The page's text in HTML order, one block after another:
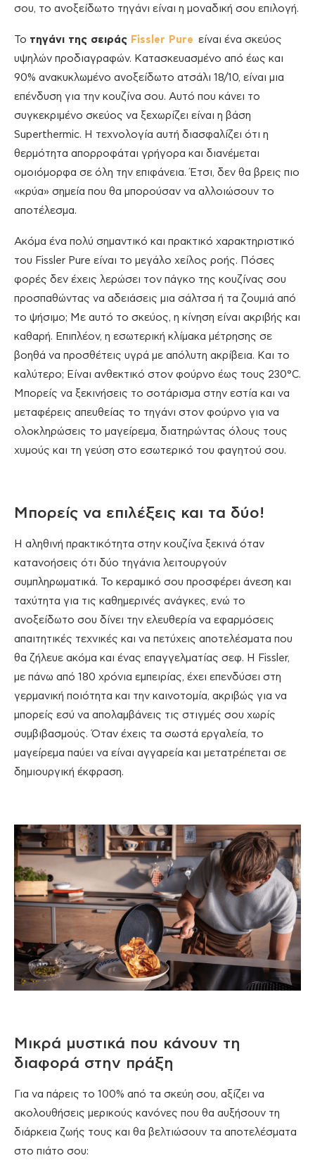
σου, το ανοξείδωτο τηγάνι είναι η μοναδική σου επιλογή.
Το τηγάνι της σειράς Fissler Pure είναι ένα σκεύος
υψηλών προδιαγραφών. Κατασκευασμένο από έως και
90% ανακυκλωμένο ανοξείδωτο ατσάλι 18/10, είναι μια
επένδυση για την κουζίνα σου. Αυτό που κάνει το
συγκεκριμένο σκεύος να ξεχωρίζει είναι η βάση
Superthermic. Η τεχνολογία αυτή διασφαλίζει ότι η
θερμότητα απορροφάται γρήγορα και διανέμεται
ομοιόμορφα σε όλη την επιφάνεια. Έτσι, δεν θα βρεις πιο
«κρύα» σημεία που θα μπορούσαν να αλλοιώσουν το
αποτέλεσμα.
Ακόμα ένα πολύ σημαντικό και πρακτικό χαρακτηριστικό
του Fissler Pure είναι το μεγάλο χείλος ροής. Πόσες
φορές δεν έχεις λερώσει τον πάγκο της κουζίνας σου
προσπαθώντας να αδειάσεις μια σάλτσα ή τα ζουμιά από
το ψήσιμο; Με αυτό το σκεύος, η κίνηση είναι ακριβής και
καθαρή. Επιπλέον, η εσωτερική κλίμακα μέτρησης σε
βοηθά να προσθέτεις υγρά με απόλυτη ακρίβεια. Και το
καλύτερο; Είναι ανθεκτικό στον φούρνο έως τους 230°C.
Μπορείς να ξεκινήσεις το σοτάρισμα στην εστία και να
μεταφέρεις απευθείας το τηγάνι στον φούρνο για να
ολοκληρώσεις το μαγείρεμα, διατηρώντας όλους τους
χυμούς και τη γεύση στο εσωτερικό του φαγητού σου.
Μπορείς να επιλέξεις και τα δύο!
Η αληθινή πρακτικότητα στην κουζίνα ξεκινά όταν
κατανοήσεις ότι δύο τηγάνια λειτουργούν
συμπληρωματικά. Το κεραμικό σου προσφέρει άνεση και
ταχύτητα για τις καθημερινές ανάγκες, ενώ το
ανοξείδωτο σου δίνει την ελευθερία να εφαρμόσεις
απαιτητικές τεχνικές και να πετύχεις αποτελέσματα που
θα ζήλευε ακόμα και ένας επαγγελματίας σεφ. Η Fissler,
με πάνω από 180 χρόνια εμπειρίας, έχει επενδύσει στη
γερμανική ποιότητα και την καινοτομία, ακριβώς για να
μπορείς εσύ να απολαμβάνεις τις στιγμές σου χωρίς
συμβιβασμούς. Όταν έχεις τα σωστά εργαλεία, το
μαγείρεμα παύει να είναι αγγαρεία και μετατρέπεται σε
δημιουργική έκφραση.
Μικρά μυστικά που κάνουν τη
διαφορά στην πράξη
Για να πάρεις το 100% από τα σκεύη σου, αξίζει να
ακολουθήσεις μερικούς κανόνες που θα αυξήσουν τη
διάρκεια ζωής τους και θα βελτιώσουν τα αποτελέσματα
στο πιάτο σου: